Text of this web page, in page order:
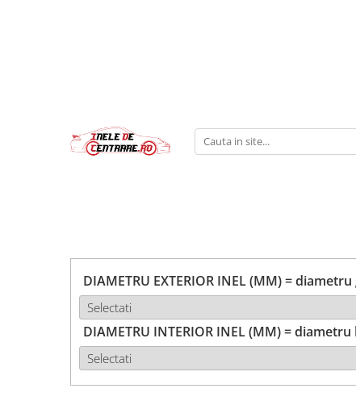
DIAMETRU EXTERIOR INEL (MM) =
DIAMETRU INTERIOR INEL (MM) =